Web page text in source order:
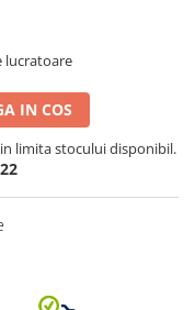
lucratoare
IN COS
limita stocului disponibil.